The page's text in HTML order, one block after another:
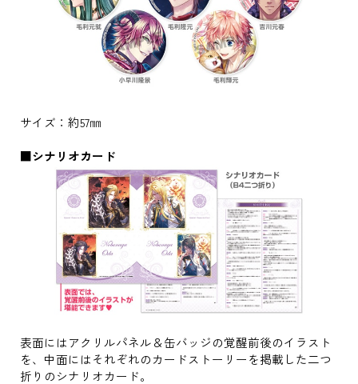
サイズ：約57㎜
■シナリオカード
表面にはアクリルパネル＆缶バッジの覚醒前後のイラスト
を、中面にはそれぞれのカードストーリーを掲載した二つ
折りのシナリオカード。